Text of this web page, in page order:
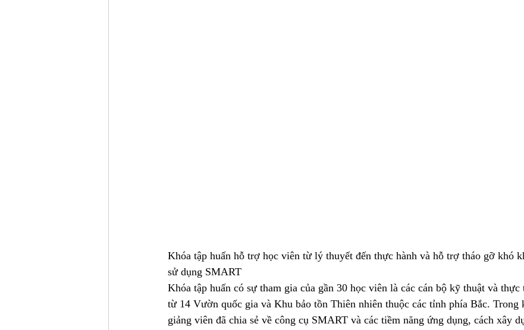
Khóa tập huấn hỗ trợ học viên từ lý thuyết đến thực hành và hỗ trợ tháo gỡ khó
sử dụng SMART
Khóa tập huấn có sự tham gia của gần 30 học viên là các cán bộ kỹ thuật và thực
từ 14 Vườn quốc gia và Khu bảo tồn Thiên nhiên thuộc các tỉnh phía Bắc. Trong
giảng viên đã chia sẻ về công cụ SMART và các tiềm năng ứng dụng, cách xây